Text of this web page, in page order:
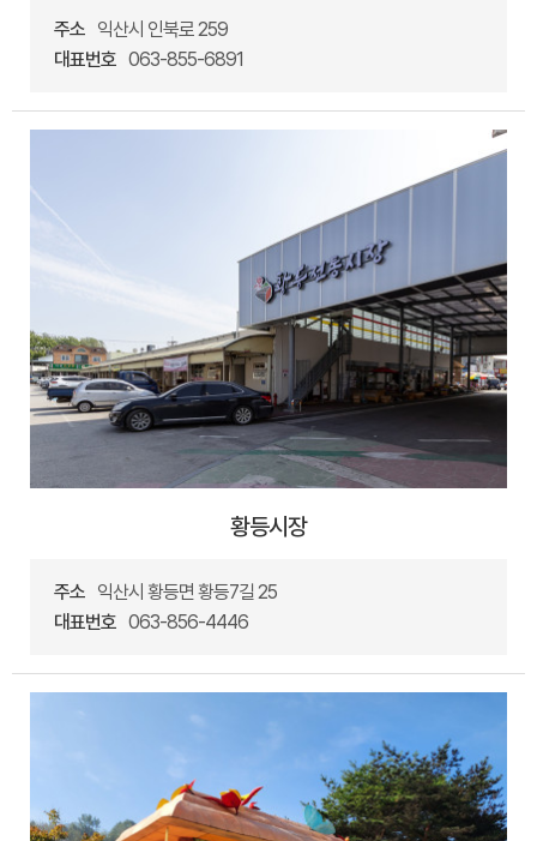
주소 익산시 인북로 259
대표번호 063-855-6891
황등시장
주소 익산시 황등면 황등7길 25
대표번호 063-856-4446